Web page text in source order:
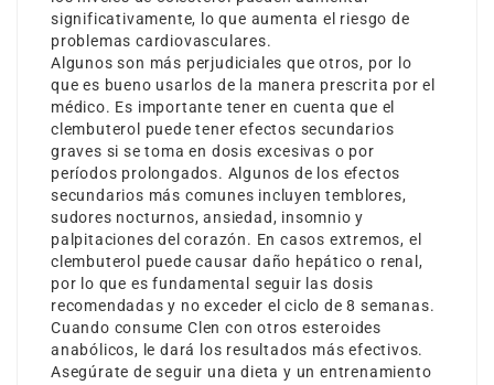
significativamente, lo que aumenta el riesgo de
problemas cardiovasculares.
Algunos son más perjudiciales que otros, por lo
que es bueno usarlos de la manera prescrita por el
médico. Es importante tener en cuenta que el
clembuterol puede tener efectos secundarios
graves si se toma en dosis excesivas o por
períodos prolongados. Algunos de los efectos
secundarios más comunes incluyen temblores,
sudores nocturnos, ansiedad, insomnio y
palpitaciones del corazón. En casos extremos, el
clembuterol puede causar daño hepático o renal,
por lo que es fundamental seguir las dosis
recomendadas y no exceder el ciclo de 8 semanas.
Cuando consume Clen con otros esteroides
anabólicos, le dará los resultados más efectivos.
Asegúrate de seguir una dieta y un entrenamiento